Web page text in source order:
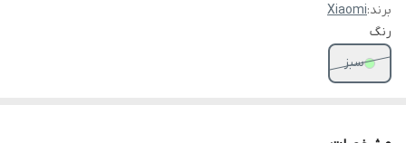
برند:Xiaomi
رنگ
سبز